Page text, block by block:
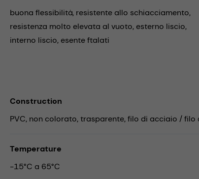
buona flessibilità, resistente allo schiacciamento,
resistenza molto elevata al vuoto, esterno liscio,
interno liscio, esente ftalati
Construction
PVC, non colorato, trasparente, filo di acciaio /
Temperature
-15°C a 65°C